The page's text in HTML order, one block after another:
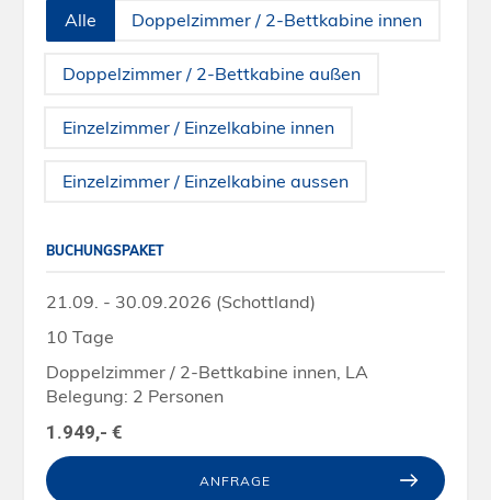
Alle Doppelzimmer / 2-Bettkabine innen
Doppelzimmer / 2-Bettkabine außen
Einzelzimmer / Einzelkabine innen
Einzelzimmer / Einzelkabine aussen
BUCHUNGSPAKET
21.09. - 30.09.2026 (Schottland)
10 Tage
Doppelzimmer / 2-Bettkabine innen, LA
Belegung: 2 Personen
1.949,- €
ANFRAGE